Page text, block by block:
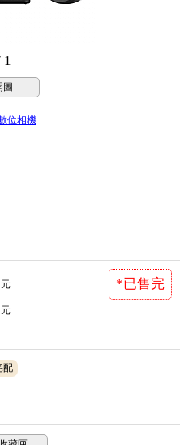
1
圖
位相機
元
元
*已售完
配